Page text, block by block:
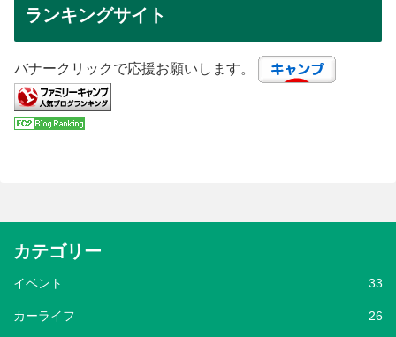
ランキングサイト
バナークリックで応援お願いします。
カテゴリー
イベント 33
カーライフ 26